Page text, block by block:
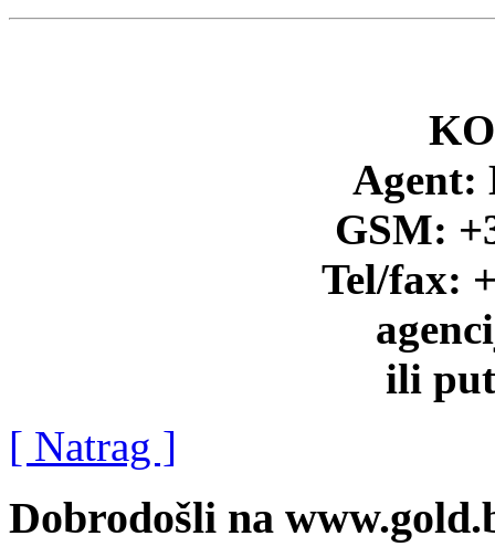
Agent:
GSM:
Tel/fax:
ili
[ Natrag ]
Dobrodošli na